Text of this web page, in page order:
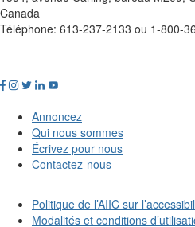
Canada
Téléphone: 613-237-2133 ou 1-800-
Annoncez
Qui nous sommes
Écrivez pour nous
Contactez-nous
Politique de l’AIIC sur
Modalités et conditions